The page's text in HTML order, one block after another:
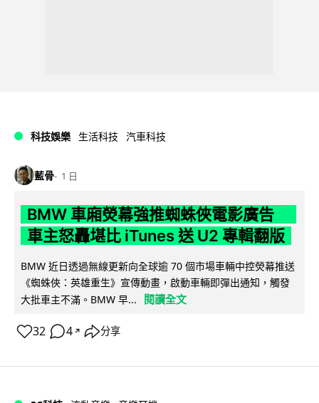
科技娛樂 生活科技 汽車科技
藍骨 1 日
BMW 車廂熒幕強推蜘蛛俠電影廣告
車主怒轟堪比 iTunes 送 U2 專輯翻版
BMW 近日透過無線更新向全球逾 70 個市場車輛中控熒幕推送
《蜘蛛俠：英雄重生》宣傳動畫，啟動車輛即彈出通知，觸發
大批車主不滿。BMW 早...
閱讀全文
32 4 ↗ 分享